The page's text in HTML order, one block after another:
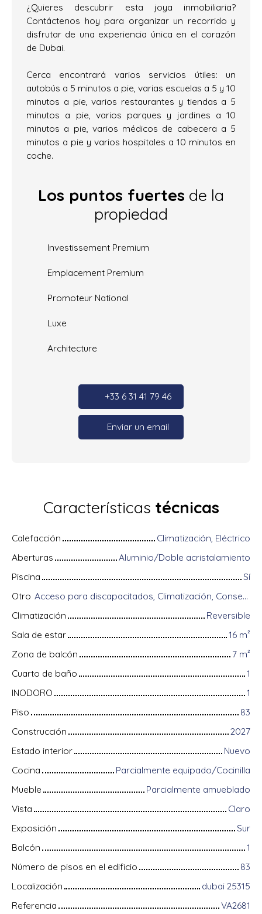
¿Quieres descubrir esta joya inmobiliaria?
Contáctenos hoy para organizar un recorrido y
disfrutar de una experiencia única en el corazón
de Dubai.
Cerca encontrará varios servicios útiles: un
autobús a 5 minutos a pie, varias escuelas a 5 y 10
minutos a pie, varios restaurantes y tiendas a 5
minutos a pie, varios parques y jardines a 10
minutos a pie, varios médicos de cabecera a 5
minutos a pie y varios hospitales a 10 minutos en
coche.
Los puntos fuertes de la
propiedad
Investissement Premium
Emplacement Premium
Promoteur National
Luxe
Architecture
+33 6 31 41 79 46
Enviar un email
Características técnicas
Calefacción
Climatización, Eléctrico
Aberturas
Aluminio/Doble acristalamiento
Piscina
Sí
Otro
Acceso para discapacitados, Climatización, Conserje, Equipos domóticos, Fibra óptica, Guardián, Puerta blindada, Sistema de alarma, Videófono
Climatización
Reversible
Sala de estar
16 m²
Zona de balcón
7 m²
Cuarto de baño
1
INODORO
1
Piso
83
Construcción
2027
Estado interior
Nuevo
Cocina
Parcialmente equipado/Cocinilla
Mueble
Parcialmente amueblado
Vista
Claro
Exposición
Sur
Balcón
1
Número de pisos en el edificio
83
Localización
dubai 25315
Referencia
VA2681